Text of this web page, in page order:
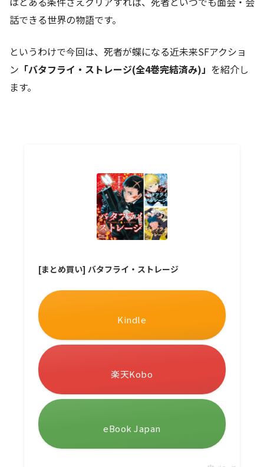
話できる世界の物語です。
というわけで今回は、死者が蝶になる近未来SFアクショ
ン 「バタフライ・ストレージ(全4巻完結済み)」 を紹介し
ます。
[まとめ買い] バタフライ・ストレージ
Kindle
楽天Kobo
eBook Japan